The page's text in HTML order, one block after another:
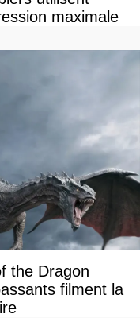
maximale
the Dragon
filment la